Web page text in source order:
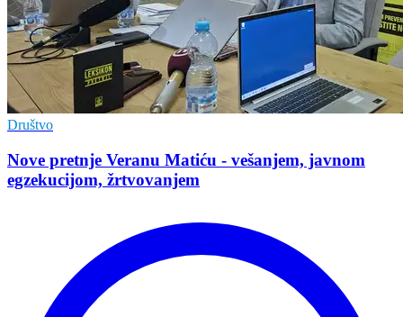
Društvo
Nove pretnje Veranu Matiću - vešanjem, javnom
egzekucijom, žrtvovanjem